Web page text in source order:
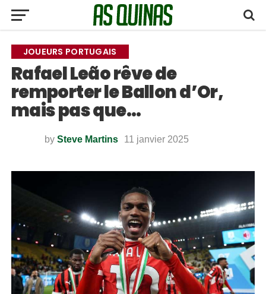
JOUEURS PORTUGAIS
Rafael Leão rêve de
remporter le Ballon d’Or,
mais pas que…
by Steve Martins 11 janvier 2025